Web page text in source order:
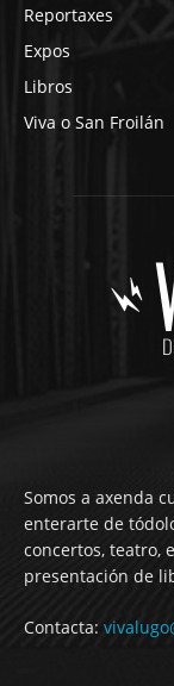
Reportaxes
Expos
Libros
Viva o San Froilán
Somos a axenda
enterarte de
concertos, teatro,
presentación de
Contacta: